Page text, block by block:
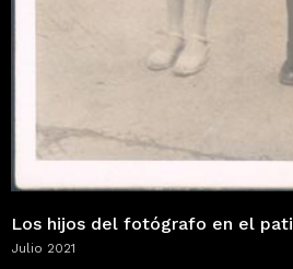
Los hijos del fotógrafo en el
Julio 2021